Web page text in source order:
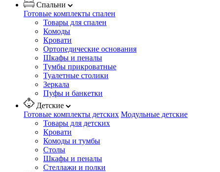
Спальни
Готовые комплекты спален
Товары для спален
Комоды
Кровати
Ортопедические основания
Шкафы и пеналы
Тумбы прикроватные
Туалетные столики
Зеркала
Пуфы и банкетки
Детские
Готовые комплекты детских Модульные детские
Товары для детских
Кровати
Комоды и тумбы
Столы
Шкафы и пеналы
Стеллажи и полки